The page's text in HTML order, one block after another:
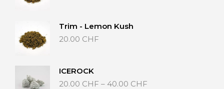
Trim - Lemon Kush
20.00 CHF
ICEROCK
20.00 CHF – 40.00 CHF